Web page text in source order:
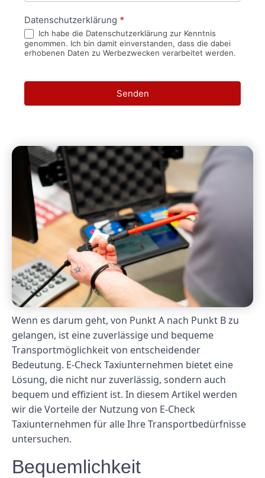
Datenschutzerklärung *
Ich habe die Datenschutzerklärung zur Kenntnis
genommen. Ich bin damit einverstanden, dass die dabei
erhobenen Daten zu Werbezwecken verarbeitet werden.
Senden
Wenn es darum geht, von Punkt A nach Punkt B zu
gelangen, ist eine zuverlässige und bequeme
Transportmöglichkeit von entscheidender
Bedeutung. E-Check Taxiunternehmen bietet eine
Lösung, die nicht nur zuverlässig, sondern auch
bequem und effizient ist. In diesem Artikel werden
wir die Vorteile der Nutzung von E-Check
Taxiunternehmen für alle Ihre Transportbedürfnisse
untersuchen.
Bequemlichkeit